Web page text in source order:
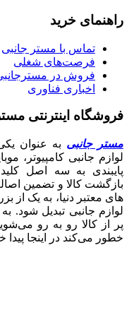
راهنمای خرید
تماس با مستر جانبی
فرصت‌های شغلی
فروش در
اخباری فناوری
فروشگاه اینترنتی
مستر جانبی به عنوان
لوازم جانبی کامپیوتر،
بازگشت کالا و تضمین
های معتبر دنیا، به یک از
لوازم جانبی تبدیل شود.
پر از کالا رو به رو
خطور می‌کند در اینجا پیدا